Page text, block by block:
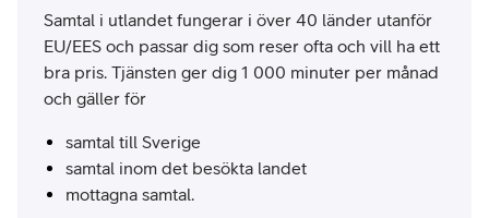
Samtal i utlandet fungerar i över 40 länder utanför
EU/EES och passar dig som reser ofta och vill ha ett
bra pris. Tjänsten ger dig 1 000 minuter per månad
och gäller för
samtal till Sverige
samtal inom det besökta landet
mottagna samtal.